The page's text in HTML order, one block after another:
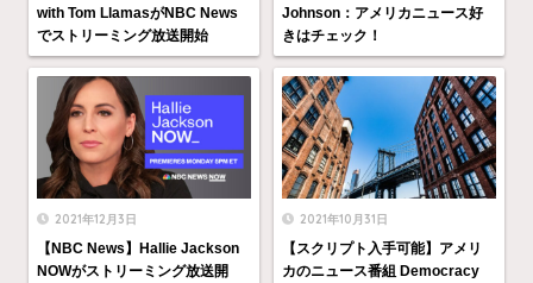
with Tom LlamasがNBC News
でストリーミング放送開始
Johnson：アメリカニュース好
きはチェック！
2021年12月3日
【NBC News】Hallie Jackson
NOWがストリーミング放送開
2021年10月31日
【スクリプト入手可能】アメリ
カのニュース番組 Democracy